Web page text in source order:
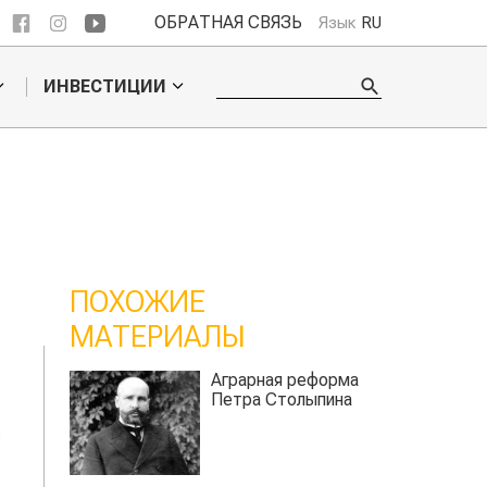
ОБРАТНАЯ СВЯЗЬ Язык RU
ИНВЕСТИЦИИ
ПОХОЖИЕ
МАТЕРИАЛЫ
реформа
Столыпина
Восстание 1929-31
годов в Казахстане.